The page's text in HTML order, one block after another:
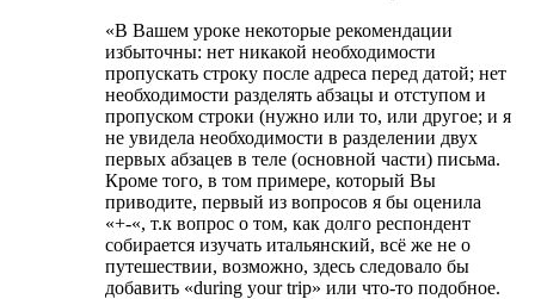
«В Вашем уроке некоторые рекомендации
избыточны: нет никакой необходимости
пропускать строку после адреса перед датой; нет
необходимости разделять абзацы и отступом и
пропуском строки (нужно или то, или другое; и я
не увидела необходимости в разделении двух
первых абзацев в теле (основной части) письма.
Кроме того, в том примере, который Вы
приводите, первый из вопросов я бы оценила
«+-«, т.к вопрос о том, как долго респондент
собирается изучать итальянский, всё же не о
путешествии, возможно, здесь следовало бы
добавить «during your trip» или что-то подобное.